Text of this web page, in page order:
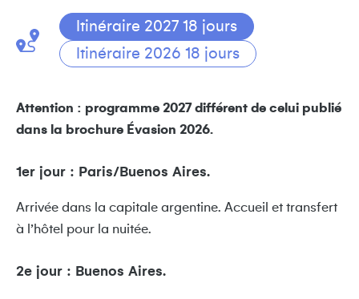
Itinéraire 2027 18 jours
Itinéraire 2026 18 jours
Attention : programme 2027 différent de celui publié
dans la brochure Évasion 2026.
1er jour : Paris/Buenos Aires.
Arrivée dans la capitale argentine. Accueil et transfert
à l’hôtel pour la nuitée.
2e jour : Buenos Aires.